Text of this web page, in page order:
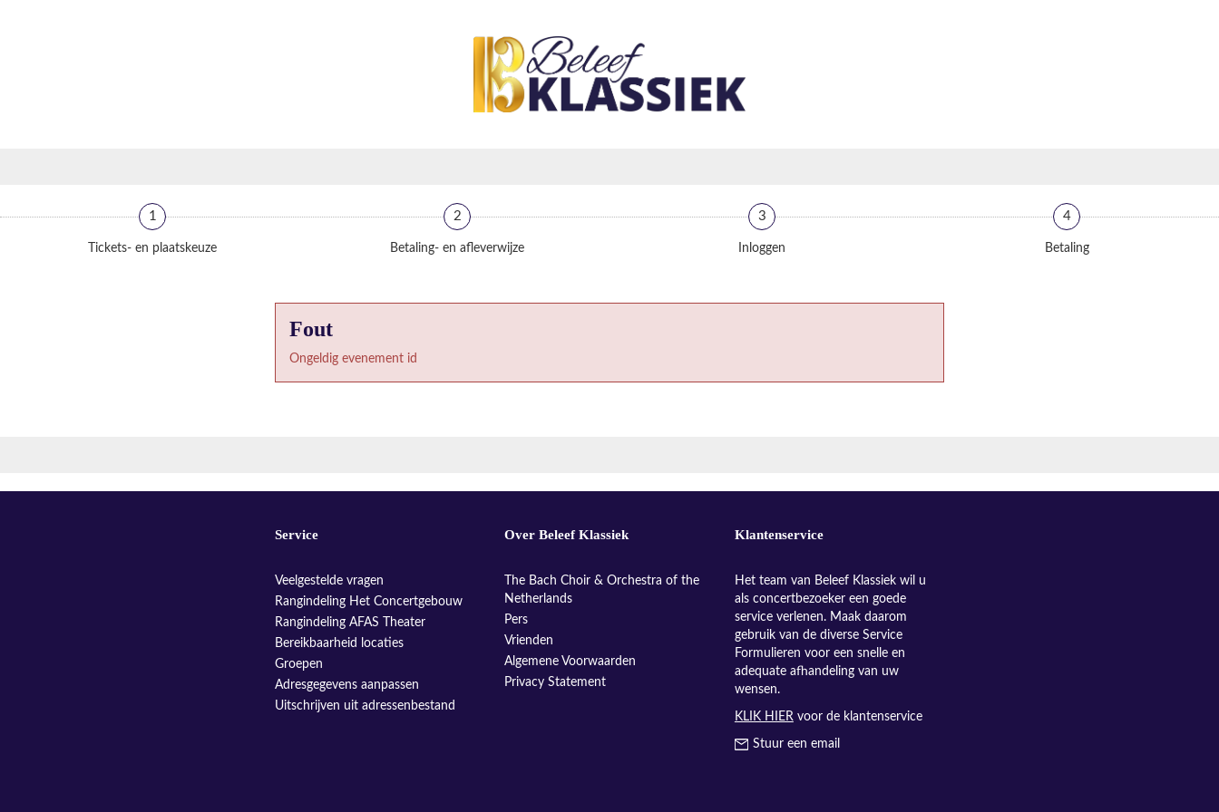
1
Tickets- en plaatskeuze
2
Betaling- en afleverwijze
3
Inloggen
4
Betaling
Fout
Ongeldig evenement id
Service
Veelgestelde vragen
Rangindeling Het Concertgebouw
Rangindeling AFAS Theater
Bereikbaarheid locaties
Groepen
Adresgegevens aanpassen
Uitschrijven uit adressenbestand
Over Beleef Klassiek
The Bach Choir & Orchestra of the
Netherlands
Pers
Vrienden
Algemene Voorwaarden
Privacy Statement
Klantenservice
Het team van Beleef Klassiek wil u
als concertbezoeker een goede
service verlenen. Maak daarom
gebruik van de diverse Service
Formulieren voor een snelle en
adequate afhandeling van uw
wensen.
KLIK HIERvoor de klantenservice
Stuur een email